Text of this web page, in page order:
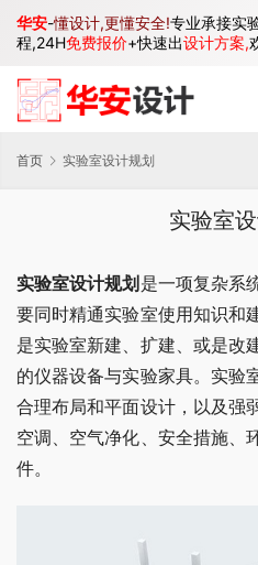
首页 实验室设计规划
实验室
实验室设计规划 是一项复杂系
要同时精通实验室使用知识和
是实验室新建、扩建、或是改
的仪器设备与实验家具。实验
合理布局和平面设计，以及强
空调、空气净化、安全措施、
件。
华安-懂设计,更懂安全!专业承接实
程,24H免费报价+快速出设计方案,